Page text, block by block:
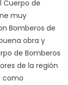
Cuerpo de
muy
Bomberos de
obra y
de Bomberos
de la región
como